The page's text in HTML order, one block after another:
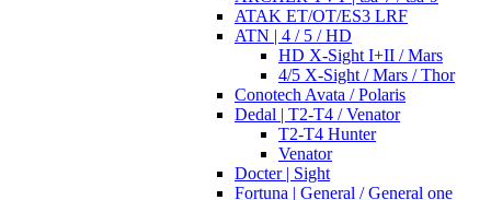
ATAK ET/OT/ES3 LRF
ATN | 4 / 5 / HD
HD X-Sight I+II / Mars
4/5 X-Sight / Mars / Thor
Conotech Avata / Polaris
Dedal | T2-T4 / Venator
T2-T4 Hunter
Venator
Docter | Sight
Fortuna | General / General one